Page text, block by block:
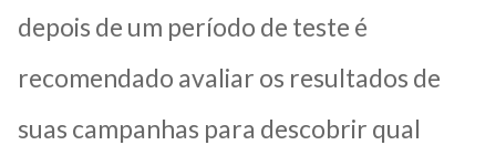
depois de um período de teste é
recomendado avaliar os resultados de
suas campanhas para descobrir qual